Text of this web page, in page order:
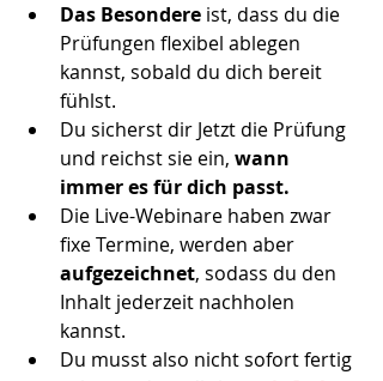
Das Besondere ist, dass du die
Prüfungen flexibel ablegen
kannst, sobald du dich bereit
fühlst.
Du sicherst dir Jetzt die Prüfung
und reichst sie ein, wann
immer es für dich passt.
Die Live-Webinare haben zwar
fixe Termine, werden aber
aufgezeichnet, sodass du den
Inhalt jederzeit nachholen
kannst.
Du musst also nicht sofort fertig